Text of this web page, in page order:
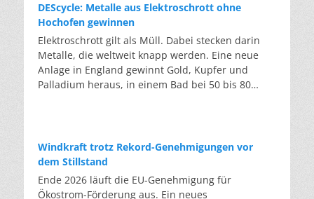
DEScycle: Metalle aus Elektroschrott ohne
Hochofen gewinnen
Elektroschrott gilt als Müll. Dabei stecken darin
Metalle, die weltweit knapp werden. Eine neue
Anlage in England gewinnt Gold, Kupfer und
Palladium heraus, in einem Bad bei 50 bis 80
tausend Grad ein. Energieintensiv und nur im
industriellen Großmaßstab möglich. Das Londoner
Start-up DEScycle hat im englischen Teesside eine
Demonstrationsanlage eröffnet, die ohne diese
Windkraft trotz Rekord-Genehmigungen vor
dem Stillstand
Ende 2026 läuft die EU-Genehmigung für
Ökostrom-Förderung aus. Ein neues